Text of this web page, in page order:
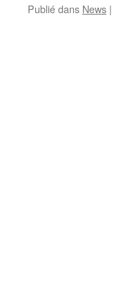
Publié dans News |